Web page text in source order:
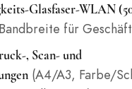
Glasfaser-WLAN
für
, Scan- und
(A4/A3, Farbe/